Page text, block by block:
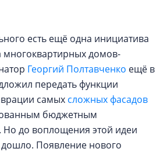
есть ещё одна инициатива
многоквартирных домов-
Георгий Полтавченко ещё в
передать функции
самых сложных фасадов
бюджетным
до воплощения этой идеи
Появление нового